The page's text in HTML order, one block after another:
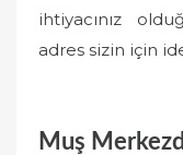
ihtiyacınız
adres sizin için
Muş